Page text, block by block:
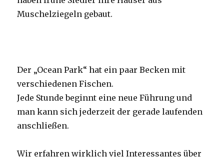
Muschelziegeln gebaut.
Der „Ocean Park“ hat ein paar Becken mit
verschiedenen Fischen.
Jede Stunde beginnt eine neue Führung und
man kann sich jederzeit der gerade laufenden
anschließen.
Wir erfahren wirklich viel Interessantes über